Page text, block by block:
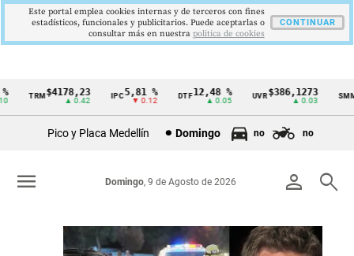
Cintillo
Colombia
TRM $4178,23
▲ 0.42
IPC 5,81 %
▼ 0.12
DTF 12,48 %
▲ 0.05
UVR $386,1273
▲ 0.03
SMMLV
Pico y Placa Medellín Domingo no no
person search
Domingo, 9 de Agosto de 2026
menu
Este portal emplea cookies internas y de terceros con fines
estadísticos, funcionales y publicitarios. Puede aceptarlas o
consultar más en nuestra politica de cookies
CONTINUAR